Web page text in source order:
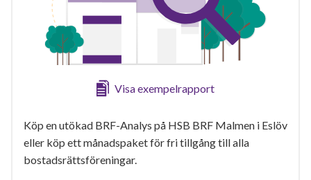
Visa exempelrapport
Köp en utökad BRF-Analys på HSB BRF Malmen i Eslöv
eller köp ett månadspaket för fri tillgång till alla
bostadsrättsföreningar.